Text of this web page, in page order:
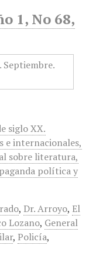
1, No 68,
siglo XX.
e internacionales,
sobre literatura,
política y
, Dr. Arroyo, El
Lozano, General
, Policía,